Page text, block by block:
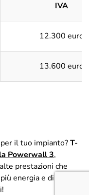
IVA
12.300 euro
13.600 euro
il tuo impianto?T-
Powerwall 3,
prestazioni che
energia e di